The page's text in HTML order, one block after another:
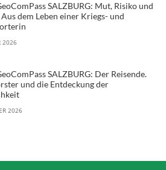
SALZBURG: Mut, Risiko und
dem Leben einer Kriegs- und
2026
SALZBURG: Der Reisende.
und die Entdeckung der
2026